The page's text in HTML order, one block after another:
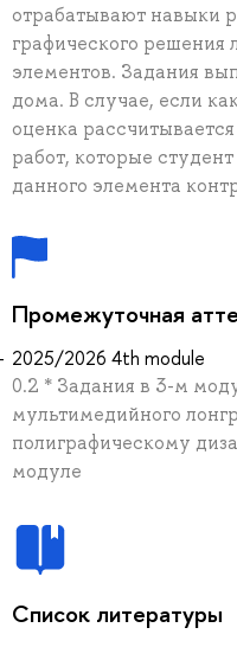
отрабатывают навыки
графического решения
элементов. Задания
дома. В случае, если
оценка
работ, которые
данного элемента
Промежуточная
2025/2026 4th module
0.2 * Задания в 3-м
мультимедийного
полиграфическому
модуле
Список литературы